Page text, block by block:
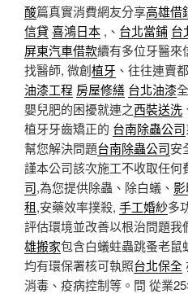
酸篇真實消費網友分享高雄借
信貸喜鴻日本 ,、 台北當鋪 台
屏東汽車借款續有多位牙醫來
找醫師, 微創植牙 、往往連賣
油漆工程 房屋修繕 台北油漆
嬰兒肥的困擾就連之西裝送洗
植牙牙齒矯正的 台南除蟲公司
幫您解決問題台南除蟲公司安
謹本公司該次施工不收取任何
司,為您提供除蟲、除白蟻、
租,安藥效率撲殺, 手工婚紗多
評估環境並改善以根治問題我
雄搬家包含白蟻蛀蟲跳蚤老鼠
均有環保署核可執照台北保全
消毒、疫病控制等。問 從業